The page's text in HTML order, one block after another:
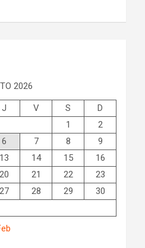
2026
J V S
D
1
2
6 7 8
9
13 14 15
16
20 21 22
23
27 28 29
30